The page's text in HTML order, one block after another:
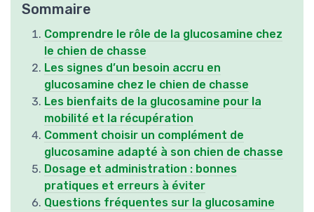
Sommaire
Comprendre le rôle de la glucosamine chez
le chien de chasse
Les signes d’un besoin accru en
glucosamine chez le chien de chasse
Les bienfaits de la glucosamine pour la
mobilité et la récupération
Comment choisir un complément de
glucosamine adapté à son chien de chasse
Dosage et administration : bonnes
pratiques et erreurs à éviter
Questions fréquentes sur la glucosamine